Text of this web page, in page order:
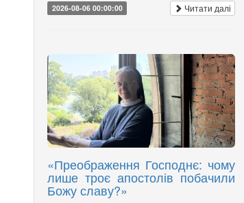
2026-08-06 00:00:00 Читати далі
«Преображення Господнє: чому
лише троє апостолів побачили
Божу славу?»